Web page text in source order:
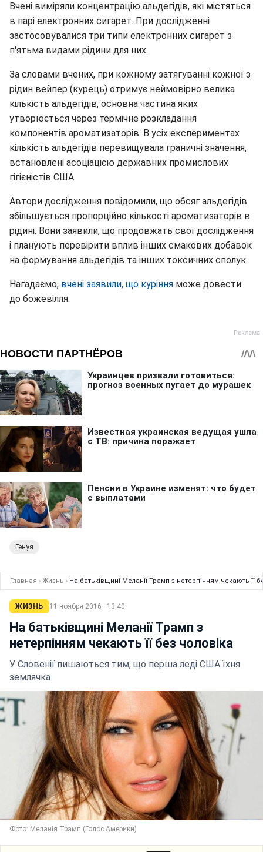
Вчені виміряли концентрацію альдегідів, які містяться
в парі електронних сигарет. При дослідженні
застосовувалися три типи електронних сигарет з
п'ятьма видами рідини для них.
За словами вчених, при кожному затягуванні кожної з
рідин вейпер (курець) отримує неймовірно велика
кількість альдегідів, основна частина яких
утворюється через термічне розкладання
компонентів ароматизаторів. В усіх експериментах
кількість альдегідів перевищувала граничні значення,
встановлені асоціацією державних промислових
гігієністів США.
Автори дослідження повідомили, що обсяг альдегідів
збільшується пропорційно кількості ароматизаторів в
рідині. Вони заявили, що продовжать свої дослідження
і планують перевірити вплив інших смакових добавок
на формування альдегідів та інших токсичних сполук.
Нагадаємо, вчені заявили, що куріння може довести
до божевілля.
Генуя
Главная › Жизнь › На батьківщині Меланії Трамп з нетерпінням чекають її
ЖИЗНЬ 11 ноября 2016 · 13:40
На батьківщині Меланії Трамп з
нетерпінням чекають її без чоловіка
У Словенії пишаються тим, що перша леді США їхня
землячка
Фото: Меланія Трамп (Голос Америки)